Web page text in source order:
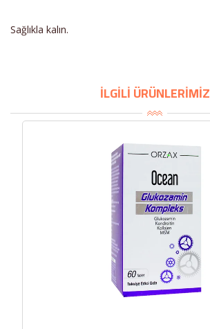
Sağlıkla kalın.
İLGİLİ ÜRÜNLERİMİZ